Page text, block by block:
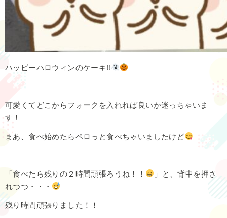
ハッピーハロウィンのケーキ!!
可愛くてどこからフォークを入れれば良いか迷っちゃいま
す！
まあ、食べ始めたらペロっと食べちゃいましたけど
「食べたら残りの２時間頑張ろうね！！
」と、背中を押さ
れつつ・・・
残り時間頑張りました！！